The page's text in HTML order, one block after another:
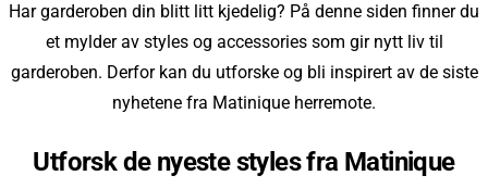
Har garderoben din blitt litt kjedelig? På denne siden finner du
et mylder av styles og accessories som gir nytt liv til
garderoben. Derfor kan du utforske og bli inspirert av de siste
nyhetene fra Matinique herremote.
Utforsk de nyeste styles fra Matinique